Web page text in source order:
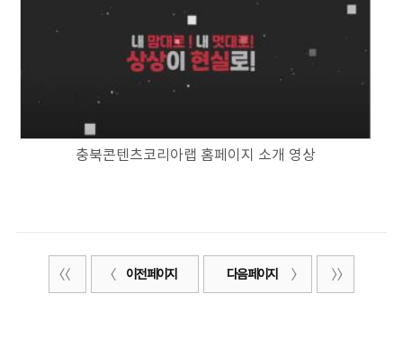
충북콘텐츠코리아랩 홈페이지 소개 영상
이전 페이지 다음 페이지